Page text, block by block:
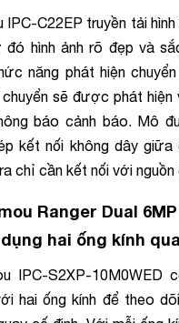
IPC-C22EP truyền tải
đó hình ảnh rõ đẹp và
năng phát hiện
sẽ được phát hiện
báo cảnh báo. Mô
kết nối không dây giữa
chỉ cần kết nối với nguồn
Ranger Dual 6MP
dụng hai ống kính
IPC-S2XP-10M0WED
hai ống kính để theo